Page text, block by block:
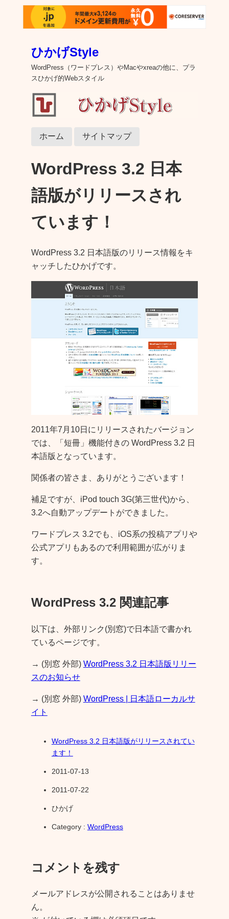
ひかげStyle
WordPress（ワードプレス）やMacやxreaの他に、プラ
スひかげ的Webスタイル
ホーム サイトマップ
WordPress 3.2 日本
語版がリリースされ
ています！
WordPress 3.2 日本語版のリリース情報をキ
ャッチしたひかげです。
2011年7月10日にリリースされたバージョン
では、「短冊」機能付きの WordPress 3.2 日
本語版となっています。
関係者の皆さま、ありがとうございます！
補足ですが、iPod touch 3G(第三世代)から、
3.2へ自動アップデートができました。
ワードプレス 3.2でも、iOS系の投稿アプリや
公式アプリもあるので利用範囲が広がりま
す。
WordPress 3.2 関連記事
以下は、外部リンク(別窓)で日本語で書かれ
ているページです。
→ (別窓 外部) WordPress 3.2 日本語版リリー
スのお知らせ
→ (別窓 外部) WordPress | 日本語ローカルサ
イト
WordPress 3.2 日本語版がリリースされてい
ます！
2011-07-13
2011-07-22
ひかげ
Category : WordPress
コメントを残す
メールアドレスが公開されることはありませ
ん。